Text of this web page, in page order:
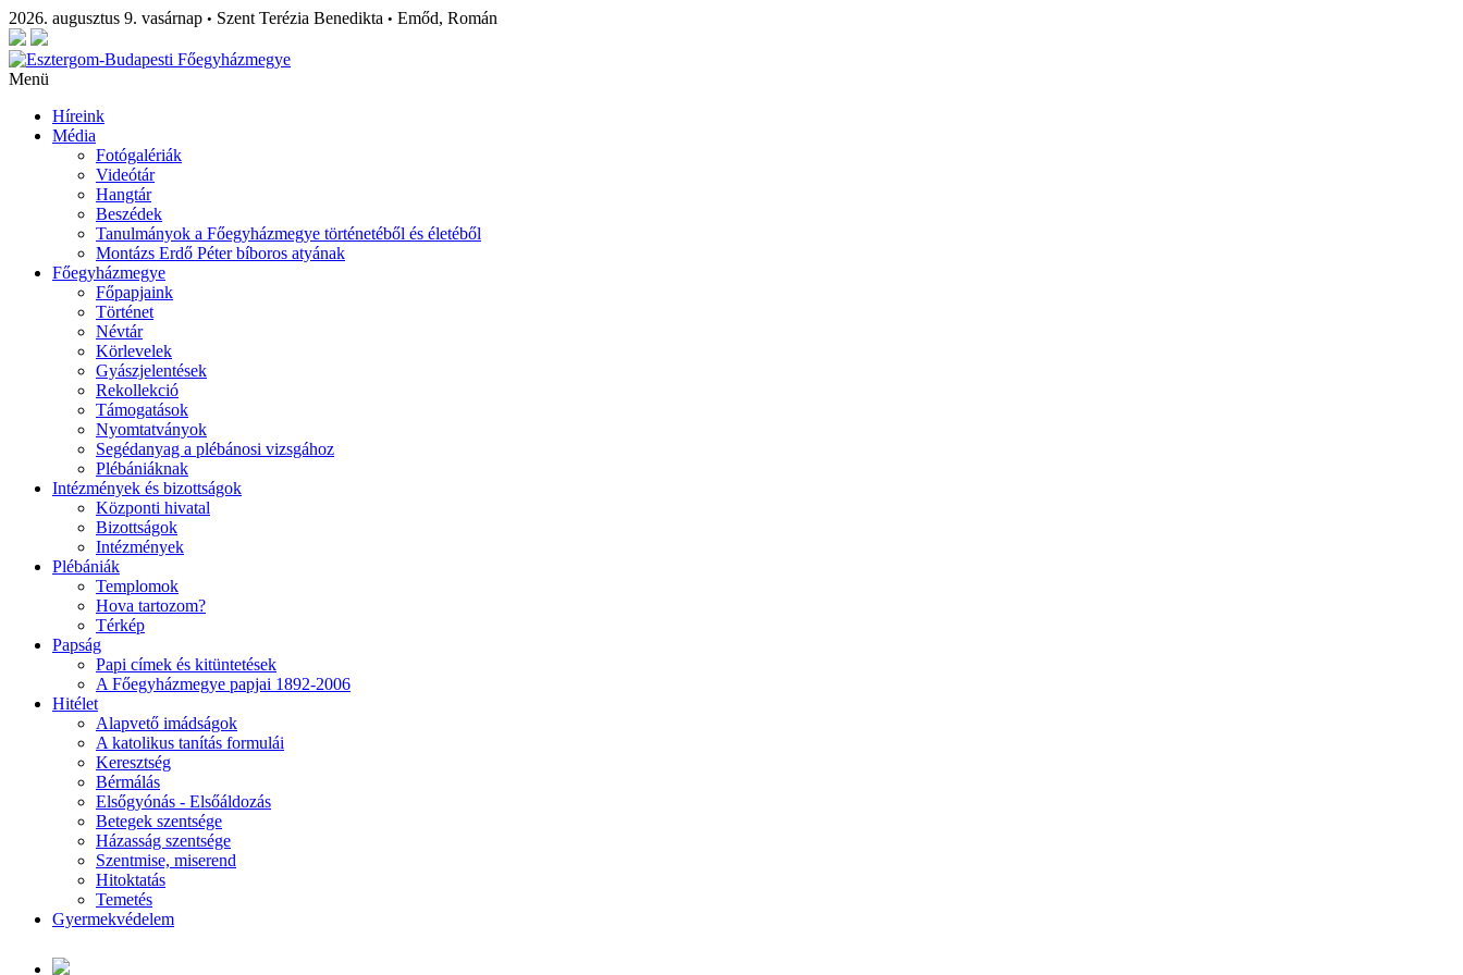
2026. augusztus 9. vasárnap • Szent Terézia Benedikta • Emőd, Román
Menü
Híreink
Média
Fotógalériák
Videótár
Hangtár
Beszédek
Tanulmányok a Főegyházmegye történetéből és életéből
Montázs Erdő Péter bíboros atyának
Főegyházmegye
Főpapjaink
Történet
Névtár
Körlevelek
Gyászjelentések
Rekollekció
Támogatások
Nyomtatványok
Segédanyag a plébánosi vizsgához
Plébániáknak
Intézmények és bizottságok
Központi hivatal
Bizottságok
Intézmények
Plébániák
Templomok
Hova tartozom?
Térkép
Papság
Papi címek és kitüntetések
A Főegyházmegye papjai 1892-2006
Hitélet
Alapvető imádságok
A katolikus tanítás formulái
Keresztség
Bérmálás
Elsőgyónás - Elsőáldozás
Betegek szentsége
Házasság szentsége
Szentmise, miserend
Hitoktatás
Temetés
Gyermekvédelem